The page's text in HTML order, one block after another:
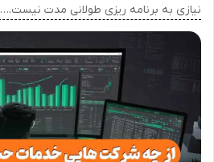
نیازی به برنامه ریزی طولانی مدت نیست.…